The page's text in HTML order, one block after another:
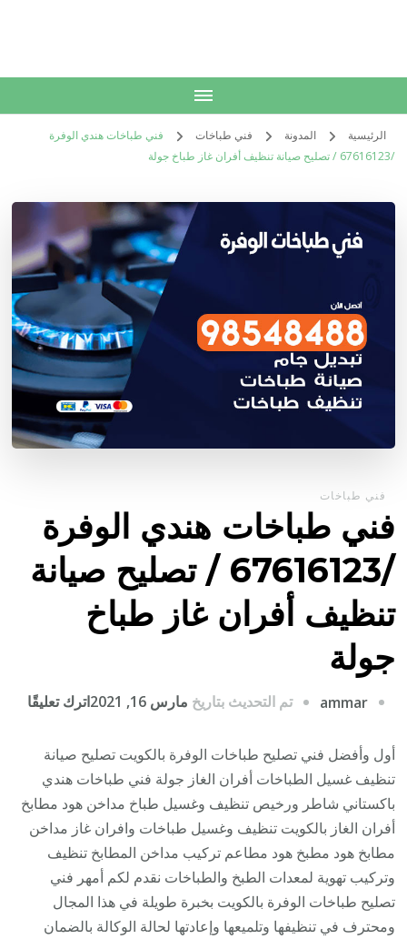
الرئيسية المدونة فني طباخات
فني طباخات هندي الوفرة
/67616123 / تصليح صيانة تنظيف أفران غاز طباخ جولة
فني طباخات
فني طباخات هندي الوفرة
/67616123 / تصليح صيانة
تنظيف أفران غاز طباخ
جولة
ammar تم التحديث بتاريخ مارس 16, 2021 اترك تعليقًا
أول وأفضل فني تصليح طباخات الوفرة بالكويت تصليح صيانة
تنظيف غسيل الطباخات أفران الغاز جولة فني طباخات هندي
باكستاني شاطر ورخيص تنظيف وغسيل طباخ مداخن هود مطابخ
أفران الغاز بالكويت تنظيف وغسيل طباخات وافران غاز مداخن
مطابخ هود مطبخ هود مطاعم تركيب مداخن المطابخ تنظيف
وتركيب تهوية لمعدات الطبخ والطباخات نقدم لكم أمهر فني
تصليح طباخات الوفرة بالكويت بخبرة طويلة في هذا المجال
ومحترف في تنظيفها وتلميعها وإعادتها لحالة الوكالة بالضمان